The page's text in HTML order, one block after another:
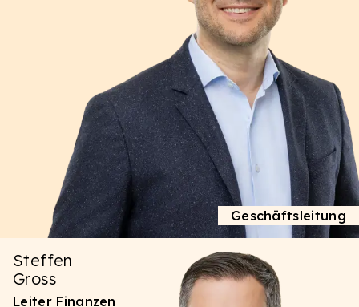
Geschäftsleitung
Steffen
Gross
Leiter Finanzen